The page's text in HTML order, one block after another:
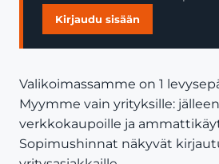
Yhteystiedot
Kirjaudu sisään
Valikoimassamme on 1
Myymme vain yrityksille:
verkkokaupoille ja
Sopimushinnat näkyvät